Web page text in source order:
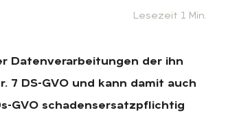
Lesezeit 1 Min.
Datenverarbeitungen der ihn
7 DS-GVO und kann damit auch
GVO schadensersatzpflichtig